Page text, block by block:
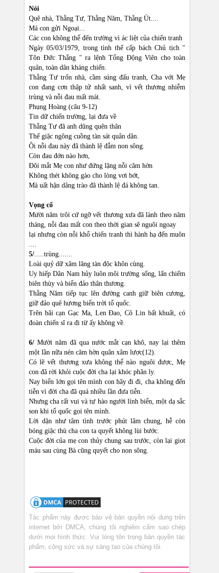
Nói
Quê nhà, Thằng Tư, Thằng Năm, Thằng Út....
Má con gửi Ngoại...
Các con không thể đến trường vì ác liệt của chiến tranh
Ngày 05/03/1979, trong tình thế cấp bách Chủ tịch "
Tôn Đức Thắng " ra lệnh Tổng Động Viên cho toàn
quân, toàn dân kháng chiến.
Thằng Tư trốn nhà, cầm súng đấu tranh, Cha với Mẹ
con đang cơn thập tử nhất sanh, vì vết thương nhiễm
trùng và nỗi đau mất mát.
Phụng Hoàng (câu 9-12)
Tin dữ chiến trường, lại đưa về
Thằng Tư đã anh dũng quên thân
Thế giặc ngông cuồng tàn sát quân dân.
Ôi nỗi đau này đã thành lệ đẫm non sông.
Còn đau đớn nào hơn,
Đôi mắt Mẹ con như đứng lặng nỗi căm hờn
Không thét không gào cho lòng vơi bớt,
Mà uất hận dâng trào đã thành lệ đá không tan.
Vọng cổ
Mười năm trôi cứ ngỡ vết thương xưa đã lành theo năm
tháng, nỗi đau mất con theo thời gian sẽ nguôi ngoay
lại nhưng còn nỗi khổ chiến tranh thì hành hạ đến muôn
....
5/.....trùng.......
Loài quỷ dữ xâm lăng tàn độc khôn cùng.
Uy hiếp Dân Nam hủy luôn môi trường sống, lấn chiếm
biên thùy và biển đảo thân thương.
Thằng Năm tiếp tục lên đường canh giữ biên cương,
giữ đảo quê hương biển trời tổ quốc.
Trên bãi cạn Gạc Ma, Len Đao, Cô Lin bất khuất, có
đoàn chiến sĩ ra đi từ ấy không về.
6/ Mười năm đã qua nước mắt cạn khô, nay lại thêm
một lần nữa nén căm hờn quân xâm lược(12).
Có lẽ vết thương xưa không thể nào nguôi được, Mẹ
con đã rời khỏi cuộc đời cha lại khóc phân ly.
Nay biển lớn gọi tên mình con hãy đi đi, cha không đến
tiễn vì đời cha đã quá nhiều lần đưa tiễn.
Nhưng cha rất vui và tự hào người lính biển, một dạ sắc
son khi tổ quốc gọi tên mình.
Lời dặn như tâm tình trước phút lâm chung, hễ còn
bóng giặc thù cha con ta quyết không lùi bước.
Cuộc đời của mẹ con thủy chung sau trước, còn lại giot
máu sau cùng Bà cũng quyết cho non sông.
Tác phẩm này được bảo vệ bản quyền nội dung trên
internet bởi DMCA, chúng tôi nghiêm cấm sao chép
dưới mọi hình thức. Vui lòng tôn trọng bản quyền tác
phẩm, công sức và sự sáng tạo của chúng tôi.